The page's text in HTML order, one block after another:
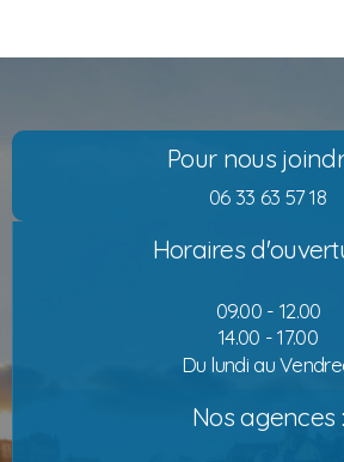
Pour nous
06 33 63 57 18
Horaires
09.00 - 12.00
14.00 - 17.00
Du lundi au
Nos agences :